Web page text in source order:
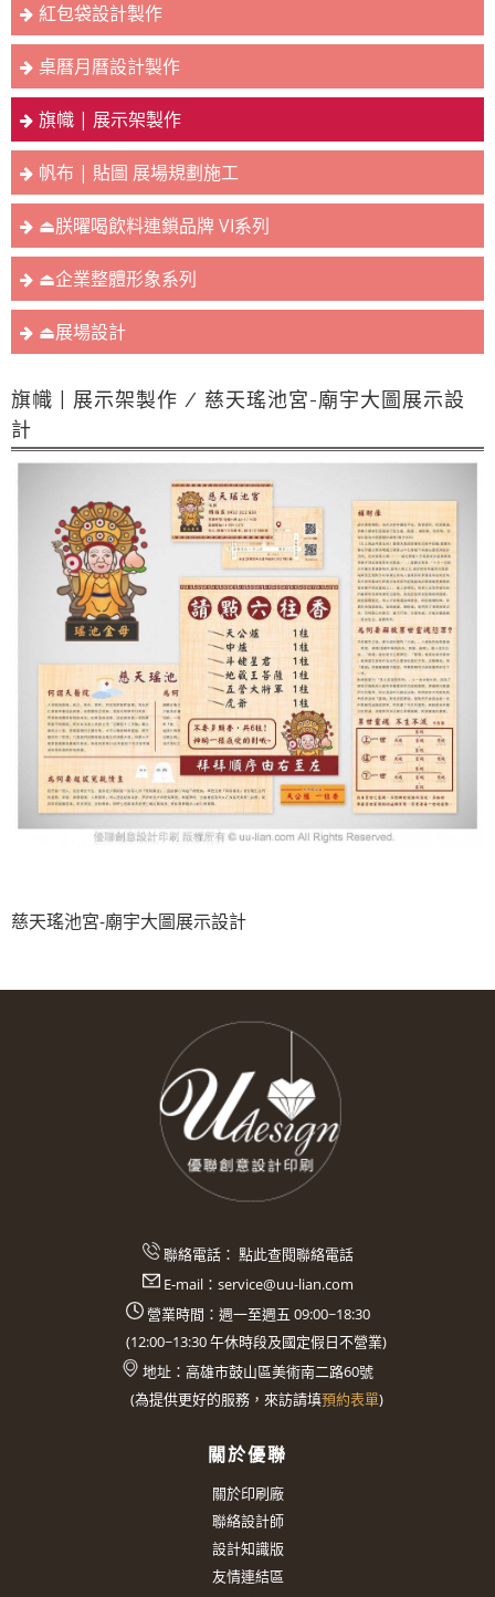
紅包袋設計製作
桌曆月曆設計製作
旗幟 | 展示架製作
帆布 | 貼圖 展場規劃施工
⏏︎朕曜喝飲料連鎖品牌 VI系列
⏏︎企業整體形象系列
⏏︎展場設計
旗幟 | 展示架製作 / 慈天瑤池宮-廟宇大圖展示設
計
慈天瑤池宮-廟宇大圖展示設計
聯絡電話： 點此查閱聯絡電話
E-mail： service@uu-lian.com
營業時間：週一至週五 09:00~18:30
(12:00~13:30午休時段及國定假日不營業)
地址： 高雄市鼓山區美術南二路60號
(為提供更好的服務，來訪請填預約表單)
關於優聯
關於印刷廠
聯絡設計師
設計知識版
友情連結區